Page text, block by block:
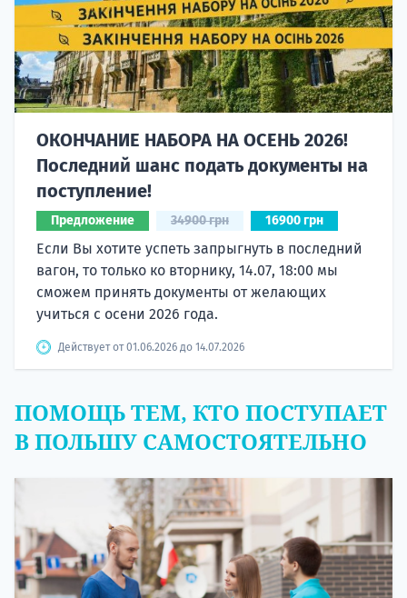
ОКОНЧАНИЕ НАБОРА НА ОСЕНЬ 2026!
Последний шанс подать документы на
поступление!
Предложение 34900 грн 16900 грн
Если Вы хотите успеть запрыгнуть в последний
вагон, то только ко вторнику, 14.07, 18:00 мы
сможем принять документы от желающих
учиться с осени 2026 года.
Действует от 01.06.2026 до 14.07.2026
ПОМОЩЬ ТЕМ, КТО ПОСТУПАЕТ
В ПОЛЬШУ САМОСТОЯТЕЛЬНО